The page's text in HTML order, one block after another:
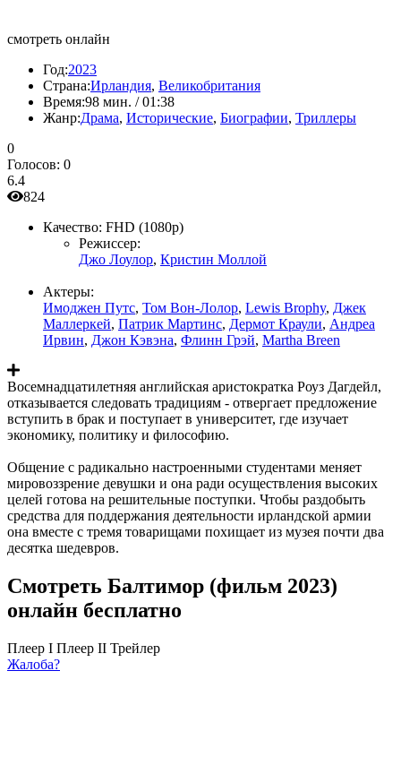
смотреть онлайн
Год:2023
Страна:Ирландия, Великобритания
Время:98 мин. / 01:38
Жанр:Драма, Исторические, Биографии, Триллеры
0
Голосов: 0
6.4
824
Качество: FHD (1080p)
Режиссер:
Джо Лоулор, Кристин Моллой
Актеры:
Имоджен Путс, Том Вон-Лолор, Lewis Brophy, Джек
Маллеркей, Патрик Мартинс, Дермот Краули, Андреа
Ирвин, Джон Кэвэна, Флинн Грэй, Martha Breen
Восемнадцатилетняя английская аристократка Роуз Дагдейл,
отказывается следовать традициям - отвергает предложение
вступить в брак и поступает в университет, где изучает
экономику, политику и философию.
Общение с радикально настроенными студентами меняет
мировоззрение девушки и она ради осуществления высоких
целей готова на решительные поступки. Чтобы раздобыть
средства для поддержания деятельности ирландской армии
она вместе с тремя товарищами похищает из музея почти два
десятка шедевров.
Смотреть Балтимор (фильм 2023)
онлайн бесплатно
Плеер I Плеер II Трейлер
Жалоба?